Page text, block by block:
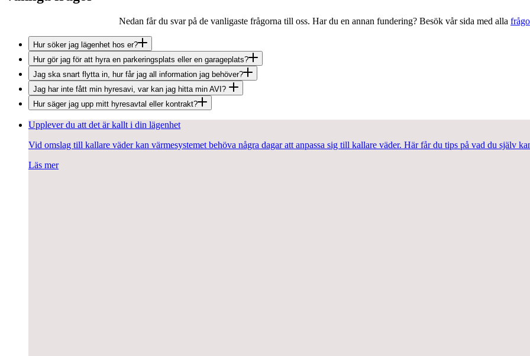
Nedan får du svar på de vanligaste frågorna till oss. Har du en annan fundering? Besök vår sida med alla
Hur söker jag lägenhet hos er?
Hur gör jag för att hyra en parkeringsplats eller en garageplats?
Jag ska snart flytta in, hur får jag all information jag behöver?
Jag har inte fått min hyresavi, var kan jag hitta min AVI?
Hur säger jag upp mitt hyresavtal eller kontrakt?
Upplever du att det är kallt i din lägenhet
Vid omslag till kallare väder kan värmesystemet behöva några dagar att anpassa sig till kallare väder. Här får du tips på vad du själv
Läs mer